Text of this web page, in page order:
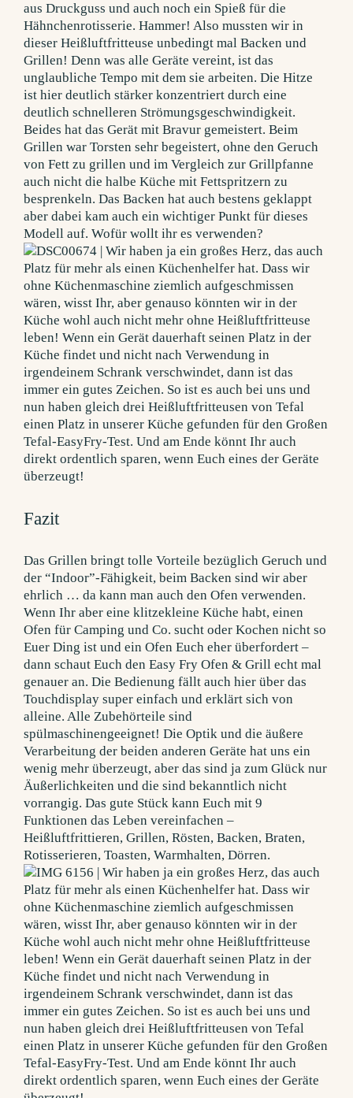
aus Druckguss und auch noch ein Spieß für die
Hähnchenrotisserie. Hammer! Also mussten wir in
dieser Heißluftfritteuse unbedingt mal Backen und
Grillen! Denn was alle Geräte vereint, ist das
unglaubliche Tempo mit dem sie arbeiten. Die Hitze
ist hier deutlich stärker konzentriert durch eine
deutlich schnelleren Strömungsgeschwindigkeit.
Beides hat das Gerät mit Bravur gemeistert. Beim
Grillen war Torsten sehr begeistert, ohne den Geruch
von Fett zu grillen und im Vergleich zur Grillpfanne
auch nicht die halbe Küche mit Fettspritzern zu
besprenkeln. Das Backen hat auch bestens geklappt
aber dabei kam auch ein wichtiger Punkt für dieses
Modell auf. Wofür wollt ihr es verwenden?
Fazit
Das Grillen bringt tolle Vorteile bezüglich Geruch und
der “Indoor”-Fähigkeit, beim Backen sind wir aber
ehrlich … da kann man auch den Ofen verwenden.
Wenn Ihr aber eine klitzekleine Küche habt, einen
Ofen für Camping und Co. sucht oder Kochen nicht so
Euer Ding ist und ein Ofen Euch eher überfordert –
dann schaut Euch den Easy Fry Ofen & Grill echt mal
genauer an. Die Bedienung fällt auch hier über das
Touchdisplay super einfach und erklärt sich von
alleine. Alle Zubehörteile sind
spülmaschinengeeignet! Die Optik und die äußere
Verarbeitung der beiden anderen Geräte hat uns ein
wenig mehr überzeugt, aber das sind ja zum Glück nur
Äußerlichkeiten und die sind bekanntlich nicht
vorrangig. Das gute Stück kann Euch mit 9
Funktionen das Leben vereinfachen –
Heißluftfrittieren, Grillen, Rösten, Backen, Braten,
Rotisserieren, Toasten, Warmhalten, Dörren.